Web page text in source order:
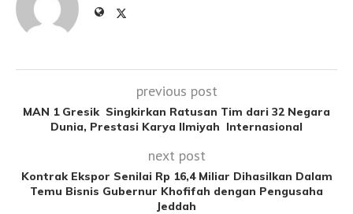
previous post
MAN 1 Gresik Singkirkan Ratusan Tim dari 32 Negara
Dunia, Prestasi Karya Ilmiyah Internasional
next post
Kontrak Ekspor Senilai Rp 16,4 Miliar Dihasilkan Dalam
Temu Bisnis Gubernur Khofifah dengan Pengusaha
Jeddah